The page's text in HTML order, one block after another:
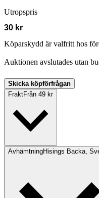
Utropspris
30 kr
Köparskydd är valfritt hos
Auktionen avslutades utan
Skicka köpförfrågan
FraktFrån 49 kr
AvhämtningHisings Backa,